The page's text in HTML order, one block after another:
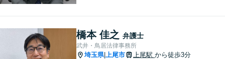
に無料相談を時間を区切らず
に設けております。ぜひ、お
気軽にご相談ください。
橋本 佳之 弁護士
武井・鳥居法律事務所
埼玉県| 上尾市 上尾駅 から徒歩3分